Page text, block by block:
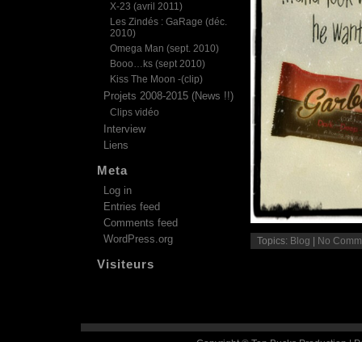
Topics: Blog No
X-23 (avril 2011)
Les Zindés : GaRage (déc.
2010)
Omega Man (sept. 2010)
Booo…ks (sept 2010)
Kiss The Moon -(clip)
Projets 2008-2015 (News !!)
Clips vidéo
Interview
Liens
Meta
Log in
Entries feed
Comments feed
WordPress.org
Visiteurs